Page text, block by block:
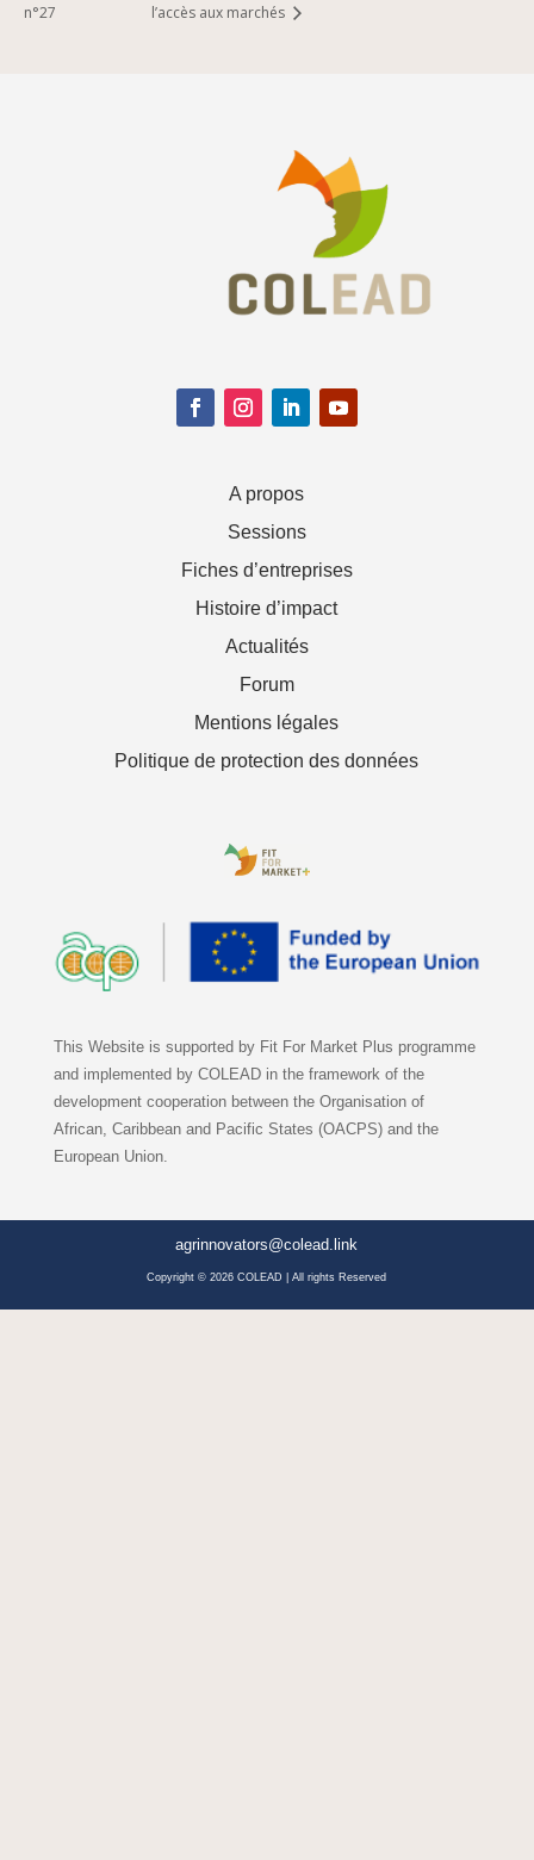
n°27
l’accès aux marchés
A propos
Sessions
Fiches d’entreprises
Histoire d’impact
Actualités
Forum
Mentions légales
Politique de protection des données
This Website is supported by Fit For Market Plus programme
and implemented by COLEAD in the framework of the
development cooperation between the Organisation of
African, Caribbean and Pacific States (OACPS) and the
European Union.
agrinnovators@colead.link
Copyright © 2026 COLEAD | All rights Reserved